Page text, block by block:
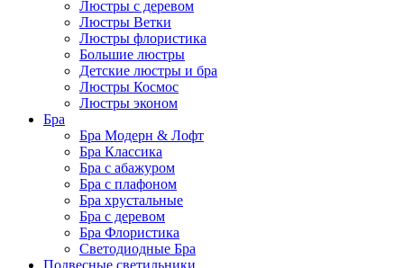
Люстры с деревом
Люстры Ветки
Люстры флористика
Большие люстры
Детские люстры и бра
Люстры Космос
Люстры эконом
Бра
Бра Модерн & Лофт
Бра Классика
Бра с абажуром
Бра с плафоном
Бра хрустальные
Бра с деревом
Бра Флористика
Светодиодные Бра
Подвесные светильники